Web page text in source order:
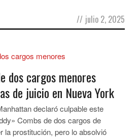
// julio 2, 2025
dos cargos menores
de juicio en Nueva York
declaró culpable este
Combs de dos cargos de
la prostitución, pero lo absolvió